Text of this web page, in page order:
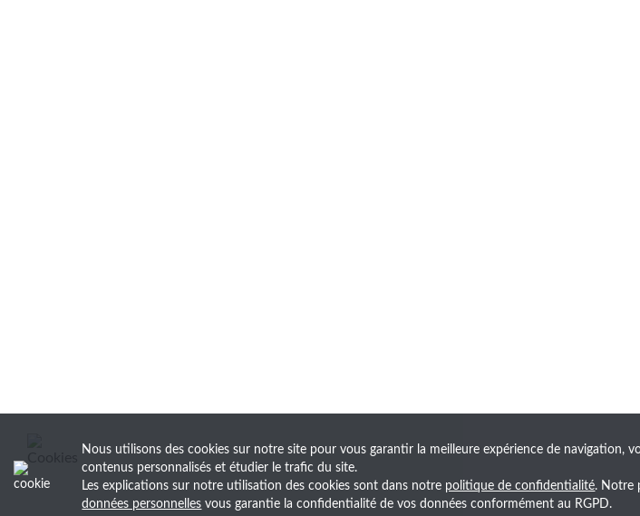
Nous utilisons des cookies sur notre site pour vous garantir la meilleure expérience de navigation,
contenus personnalisés et étudier le trafic du site.
Les explications sur notre utilisation des cookies sont dans notre politique de confidentialité. Notre
données personnelles vous garantie la confidentialité de vos données conformément au RGPD.